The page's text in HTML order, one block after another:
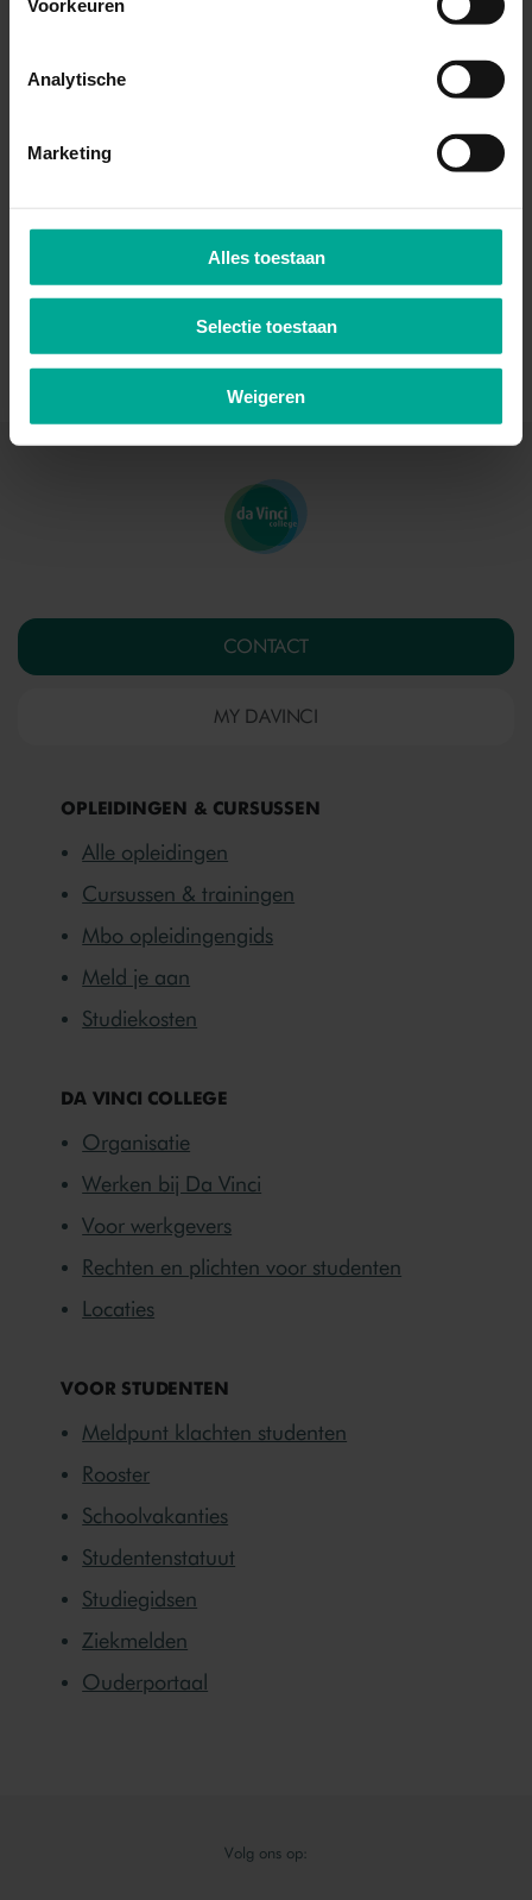
Voorkeuren
Analytische
Marketing
Alles toestaan
Selectie toestaan
Weigeren
Op deze locatie kan je 8 opleiding(en) volgen op de
Bouw, onderhoud- en verbouw
OPLEIDINGEN & CURSUSSEN
Alle opleidingen
Cursussen & trainingen
Mbo opleidingengids
Meld je aan
Studiekosten
DA VINCI COLLEGE
Organisatie
Werken bij Da Vinci
Voor werkgevers
Rechten en plichten voor studenten
Locaties
VOOR STUDENTEN
Meldpunt klachten studenten
Rooster
Schoolvakanties
Studentenstatuut
Studiegidsen
Ziekmelden
Ouderportaal
CONTACT
MY DAVINCI
Volg ons op: